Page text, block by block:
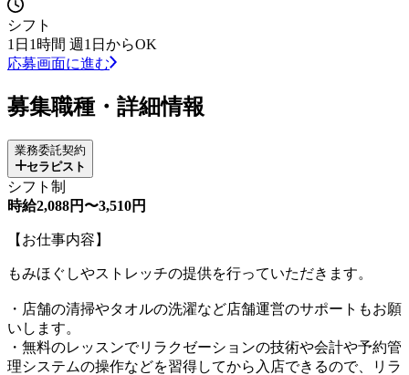
シフト
1日1時間 週1日からOK
応募画面に進む
募集職種・詳細情報
業務委託契約
セラピスト
シフト制
時給2,088円〜3,510円
【お仕事内容】
もみほぐしやストレッチの提供を行っていただきます。
・店舗の清掃やタオルの洗濯など店舗運営のサポートもお願
いします。
・無料のレッスンでリラクゼーションの技術や会計や予約管
理システムの操作などを習得してから入店できるので、リラ